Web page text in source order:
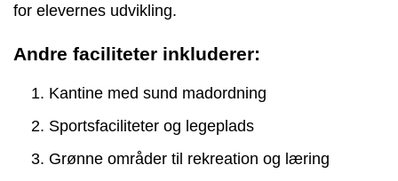
for elevernes udvikling.
Andre faciliteter inkluderer:
Kantine med sund madordning
Sportsfaciliteter og legeplads
Grønne områder til rekreation og læring